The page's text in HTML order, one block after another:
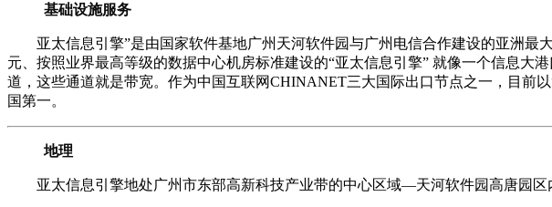
基础设施服务
亚太信息引擎”是由国家软件基地广州天河软件园与广州电信合作建设的亚洲最
元、按照业界最高等级的数据中心机房标准建设的“亚太信息引擎” 就像一个信息大
道，这些通道就是带宽。作为中国互联网CHINANET三大国际出口节点之一，目前
国第一。
地理
亚太信息引擎地处广州市东部高新科技产业带的中心区域—天河软件园高唐园